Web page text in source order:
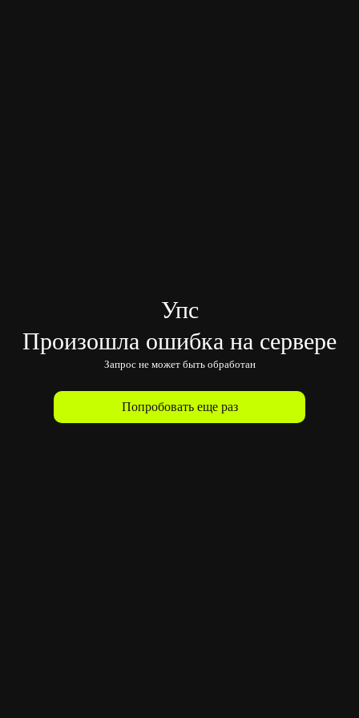
Упс
Произошла ошибка на сервере
Запрос не может быть обработан
Попробовать еще раз